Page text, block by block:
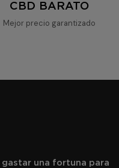
CBD BARATO
Mejor precio garantizado
gastar una fortuna para